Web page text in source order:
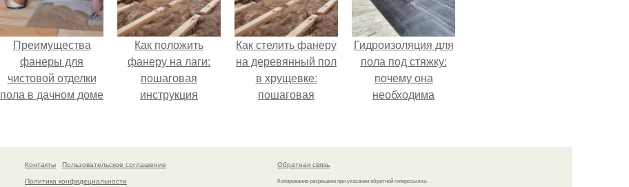
Преимущества
фанеры для
чистовой отделки
пола в дачном доме
Как положить
фанеру на лаги:
пошаговая
инструкция
Как стелить фанеру
на деревянный пол
в хрущевке:
пошаговая
Гидроизоляция для
пола под стяжку:
почему она
необходима
Контакты
Пользовательское соглашение
Политика конфидециальности
Обратная связь
Копирование разрешено при указании обратной гиперссылки.